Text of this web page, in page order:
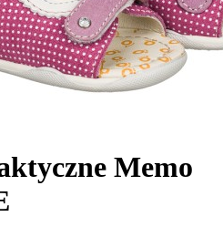
Memo